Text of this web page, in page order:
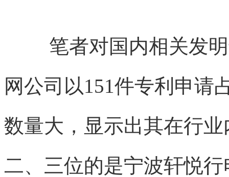
笔者对国内相关发
网公司以151件专利申请
数量大，显示出其在行
二、三位的是宁波轩悦